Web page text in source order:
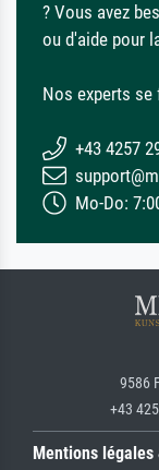
? Vous avez
ou d'aide pour
Nos experts se
+43 4257
Mo-Do:
9586
+43
Mentions légales